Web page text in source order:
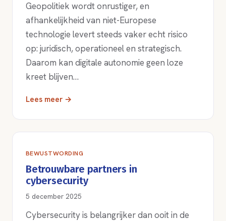
Geopolitiek wordt onrustiger, en
afhankelijkheid van niet-Europese
technologie levert steeds vaker echt risico
op: juridisch, operationeel en strategisch.
Daarom kan digitale autonomie geen loze
kreet blijven…
Lees meer →
BEWUSTWORDING
Betrouwbare partners in
cybersecurity
5 december 2025
Cybersecurity is belangrijker dan ooit in de